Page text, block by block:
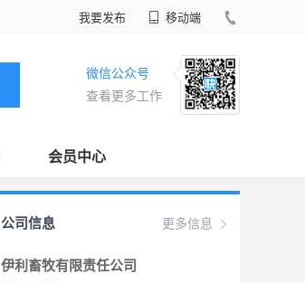
我要发布 移动端
微信公众号
查看更多工作
会员中心
更多信息
公司信息
伊利畜牧有限责任公司